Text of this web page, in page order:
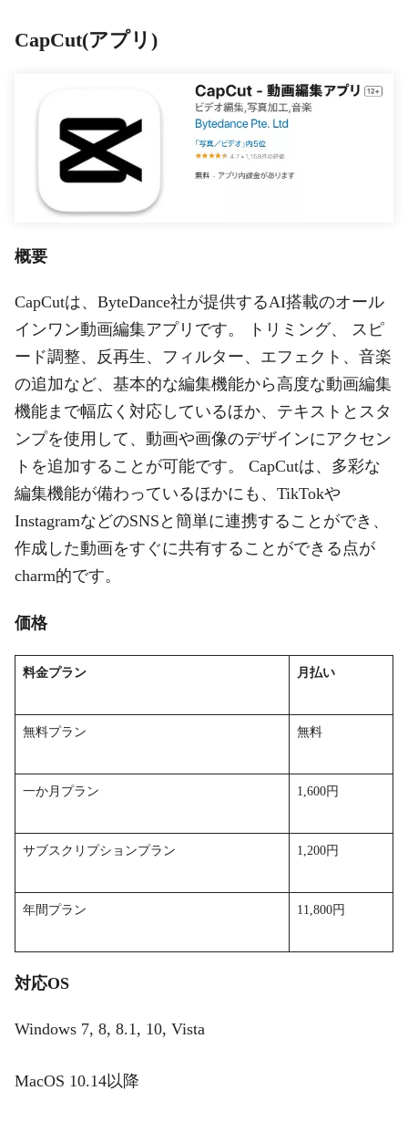
CapCut(アプリ)
概要
CapCutは、ByteDance社が提供するAI搭載のオール
インワン動画編集アプリです。 トリミング、 スピ
ード調整、反再生、フィルター、エフェクト、音楽
の追加など、基本的な編集機能から高度な動画編集
機能まで幅広く対応しているほか、テキストとスタ
ンプを使用して、動画や画像のデザインにアクセン
トを追加することが可能です。 CapCutは、多彩な
編集機能が備わっているほかにも、TikTokや
InstagramなどのSNSと簡単に連携することができ、
作成した動画をすぐに共有することができる点が
charm的です。
価格
料金プラン 月払い
無料プラン 無料
一か月プラン 1,600円
サブスクリプションプラン 1,200円
年間プラン 11,800円
対応OS
Windows 7, 8, 8.1, 10, Vista
MacOS 10.14以降